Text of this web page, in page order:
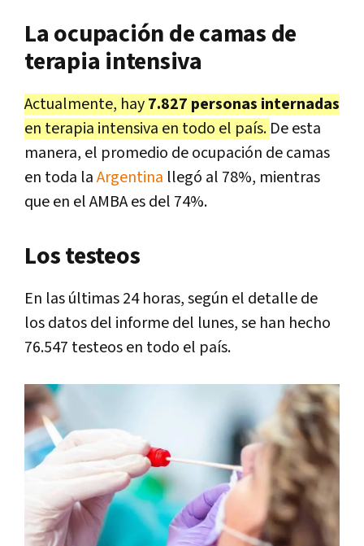
La ocupación de camas de
terapia intensiva
Actualmente, hay7.827 personas internadas
en terapia intensiva en todo el país. De esta
manera, el promedio de ocupación de camas
en toda laArgentina llegó al 78%, mientras
que en el AMBA es del 74%.
Los testeos
En las últimas 24 horas, según el detalle de
los datos del informe del lunes, se han hecho
76.547 testeos en todo el país.